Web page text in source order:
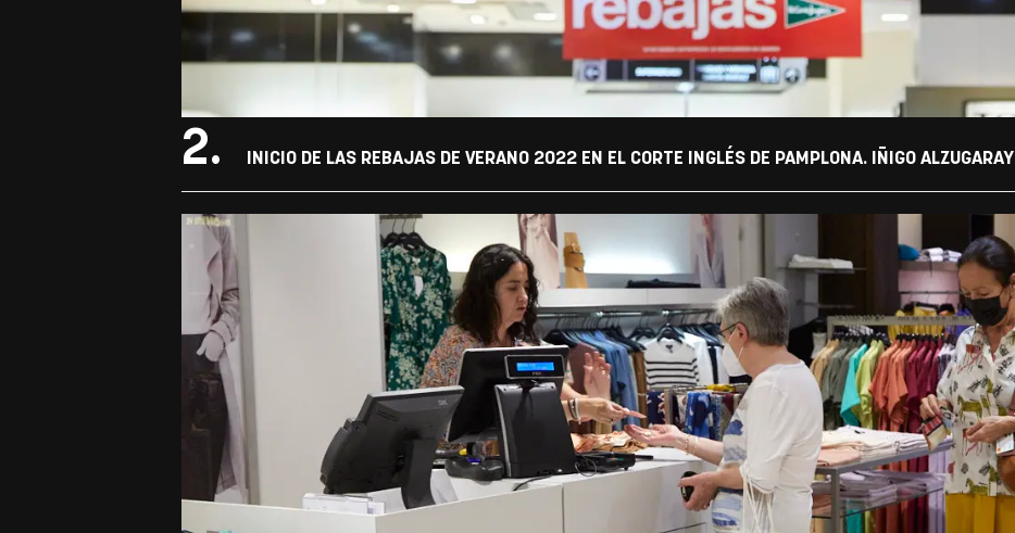
2. INICIO DE LAS REBAJAS DE VERANO 2022 EN EL CORTE INGLÉS DE PAMPLONA. IÑIGO ALZUGARAY